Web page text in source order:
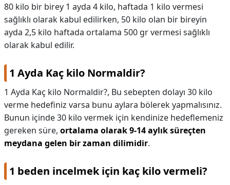
80 kilo bir birey 1 ayda 4 kilo, haftada 1 kilo vermesi
sağlıklı olarak kabul edilirken, 50 kilo olan bir bireyin
ayda 2,5 kilo haftada ortalama 500 gr vermesi sağlıklı
olarak kabul edilir.
1 Ayda Kaç kilo Normaldir?
1 Ayda Kaç kilo Normaldir?, Bu sebepten dolayı 30 kilo
verme hedefiniz varsa bunu aylara bölerek yapmalısınız.
Bunun içinde 30 kilo vermek için kendinize hedeflemeniz
gereken süre, ortalama olarak 9-14 aylık süreçten
meydana gelen bir zaman dilimidir.
1 beden incelmek için kaç kilo vermeli?